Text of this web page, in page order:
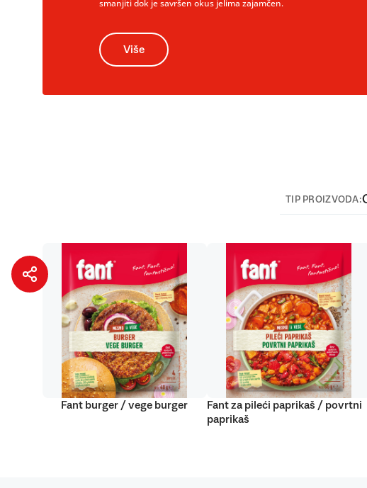
smanjiti dok je savršen okus jelima zajamčen.
Više
TIP PROIZVODA:
Fant burger / vege burger
Fant za pileći paprikaš / povrtni
paprikaš